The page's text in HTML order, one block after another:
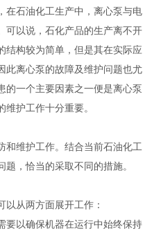
在石油化工生产中，离心泵与电
可以说，石化产品的生产离不开
结构较为简单，但是其在实际应
此离心泵的故障及维护问题也尤
的一个主要因素之一便是离心泵
护工作十分重要。
和维护工作。结合当前石油化工
，恰当的采取不同的措施。
从两方面展开工作：
要以确保机器在运行中始终保持